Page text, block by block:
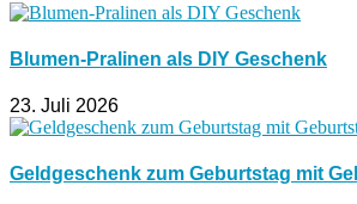
Blumen-Pralinen als DIY Geschenk
23. Juli 2026
Geldgeschenk zum Geburtstag mit